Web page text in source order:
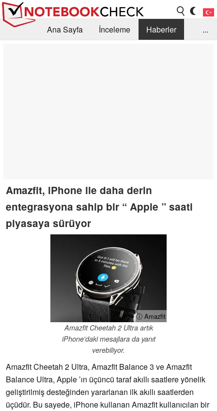
Ana Sayfa İnceleme
Haberler
...
Amazfit, iPhone ile daha derin
entegrasyona sahip bir “ Apple ” saati
piyasaya sürüyor
ⓘ Amazfit
Amazfit Cheetah 2 Ultra artık
iPhone'daki mesajlara da yanıt
verebiliyor.
Amazfit Cheetah 2 Ultra, Amazfit Balance 3 ve Amazfit
Balance Ultra, Apple ’ın üçüncü taraf akıllı saatlere yönelik
geliştirilmiş desteğinden yararlanan ilk akıllı saatlerden
üçüdür. Bu sayede, iPhone kullanan Amazfit kullanıcıları bir